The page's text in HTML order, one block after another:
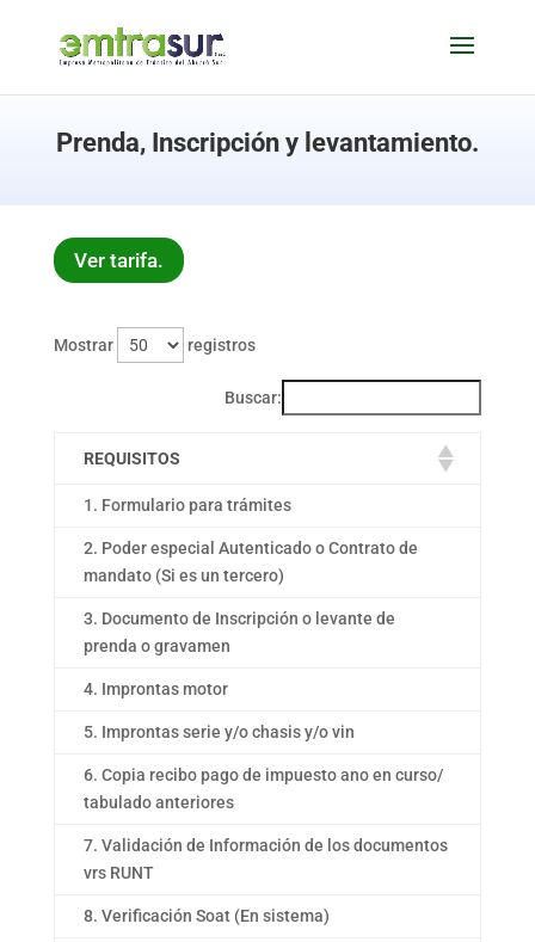
Prenda, Inscripción y levantamiento.
Ver tarifa.
Mostrar registros
Buscar:
REQUISITOS
1. Formulario para trámites
2. Poder especial Autenticado o Contrato de
mandato (Si es un tercero)
3. Documento de Inscripción o levante de
prenda o gravamen
4. Improntas motor
5. Improntas serie y/o chasis y/o vin
6. Copia recibo pago de impuesto ano en curso/
tabulado anteriores
7. Validación de Información de los documentos
vrs RUNT
8. Verificación Soat (En sistema)